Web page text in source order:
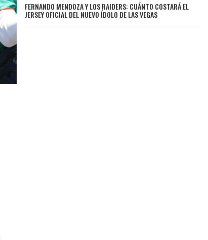
FERNANDO MENDOZA Y LOS RAIDERS: CUÁNTO COSTARÁ EL
JERSEY OFICIAL DEL NUEVO ÍDOLO DE LAS VEGAS